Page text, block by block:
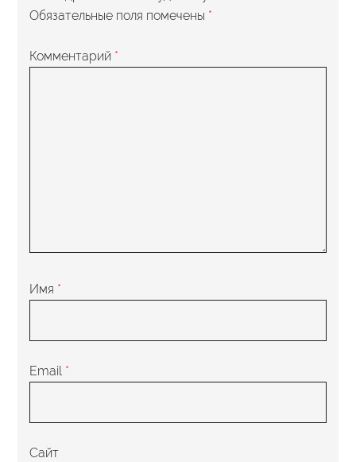
Обязательные поля помечены *
Комментарий *
Имя *
Email *
Сайт